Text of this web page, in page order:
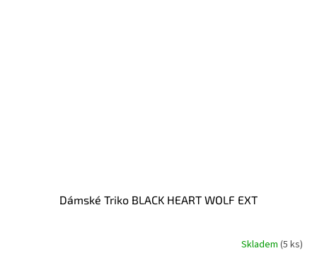
Dámské Triko BLACK HEART WOLF EXT
Skladem (5 ks)